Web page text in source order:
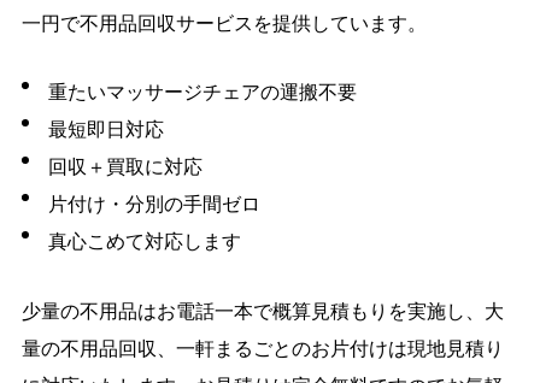
一円で不用品回収サービスを提供しています。
重たいマッサージチェアの運搬不要
最短即日対応
回収＋買取に対応
片付け・分別の手間ゼロ
真心こめて対応します
少量の不用品はお電話一本で概算見積もりを実施し、大
量の不用品回収、一軒まるごとのお片付けは現地見積り